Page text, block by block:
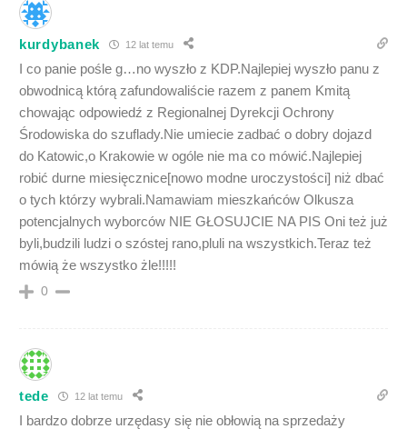
kurdybanek 12 lat temu
I co panie pośle g…no wyszło z KDP.Najlepiej wyszło panu z
obwodnicą którą zafundowaliście razem z panem Kmitą
chowając odpowiedź z Regionalnej Dyrekcji Ochrony
Środowiska do szuflady.Nie umiecie zadbać o dobry dojazd
do Katowic,o Krakowie w ogóle nie ma co mówić.Najlepiej
robić durne miesięcznice[nowo modne uroczystości] niż dbać
o tych którzy wybrali.Namawiam mieszkańców Olkusza
potencjalnych wyborców NIE GŁOSUJCIE NA PIS Oni też już
byli,budzili ludzi o szóstej rano,pluli na wszystkich.Teraz też
mówią że wszystko żle!!!!!
0
tede 12 lat temu
I bardzo dobrze urzędasy się nie obłowią na sprzedaży